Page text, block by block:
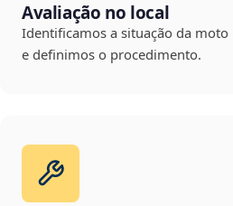
Avaliação no local
Identificamos a situação da
e definimos o procedimento.